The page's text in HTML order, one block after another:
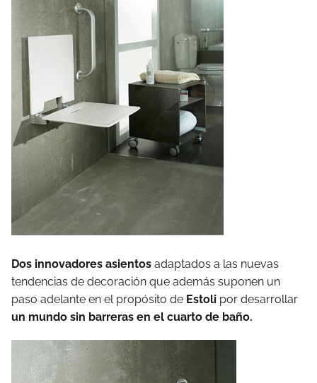
Dos innovadores asientos adaptados a las nuevas
tendencias de decoración que además suponen un
paso adelante en el propósito de Estoli por desarrollar
un mundo sin barreras en el cuarto de baño.